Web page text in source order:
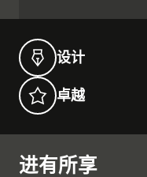
设计
卓越
进有所享